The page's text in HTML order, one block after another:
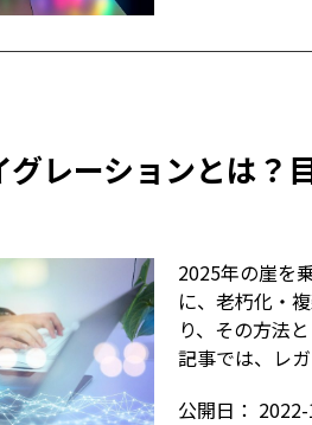
グレーションとは？
2025年の崖を
に、老朽化・
り、その方法
記事では、レ
公開日：